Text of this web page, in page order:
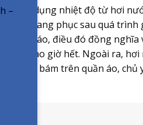
–
lợi dụng nhiệt độ từ hơi
trên trang phục sau quá
quần áo, điều đó đồng
hơn bao giờ hết. Ngoài ra,
dị ứng bám trên quần áo,